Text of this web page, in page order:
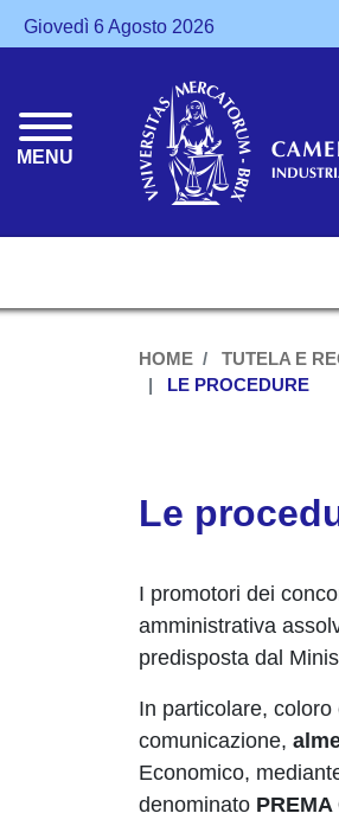
Giovedì 6 Agosto 2026
MENU
HOME TUTELA E
LE PROCEDURE
Le
I promotori dei
amministrativa
predisposta dal
In particolare,
comunicazione,
Economico,
denominato PREMA